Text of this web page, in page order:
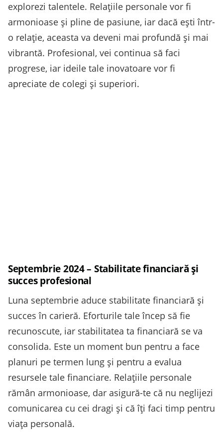
explorezi talentele. Relațiile personale vor fi
armonioase și pline de pasiune, iar dacă ești într-
o relație, aceasta va deveni mai profundă și mai
vibrantă. Profesional, vei continua să faci
progrese, iar ideile tale inovatoare vor fi
apreciate de colegi și superiori.
Septembrie 2024 – Stabilitate financiară și
succes profesional
Luna septembrie aduce stabilitate financiară și
succes în carieră. Eforturile tale încep să fie
recunoscute, iar stabilitatea ta financiară se va
consolida. Este un moment bun pentru a face
planuri pe termen lung și pentru a evalua
resursele tale financiare. Relațiile personale
rămân armonioase, dar asigură-te că nu neglijezi
comunicarea cu cei dragi și că îți faci timp pentru
viața personală.